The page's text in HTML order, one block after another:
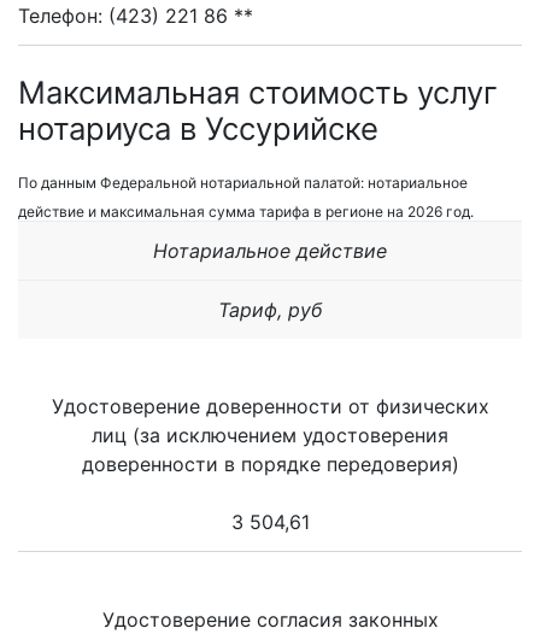
Телефон: (423) 221 86 **
Максимальная стоимость услуг
нотариуса в Уссурийске
По данным Федеральной нотариальной палатой: нотариальное
действие и максимальная сумма тарифа в регионе на 2026 год.
Нотариальное действие
Тариф, руб
Удостоверение доверенности от физических
лиц (за исключением удостоверения
доверенности в порядке передоверия)
3 504,61
Удостоверение согласия законных